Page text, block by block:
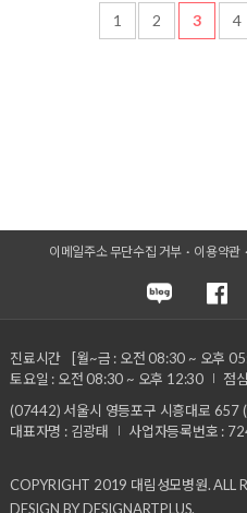
1 2 3 4
이메일주소 무단수집 거부 이용약관
진료시간
[월~금 : 오전 08:30 ~ 오후
토요일 : 오전 08:30 ~ 오후 12:30
점
(07442) 서울시 영등포구 시흥대로 657
대표자명 : 김광태
사업자등록번호 :
COPYRIGHT 2019 대림성모병원. ALL
DESIGN BY DESIGNARTPLUS.